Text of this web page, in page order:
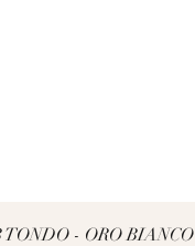
- ORO BIANCO